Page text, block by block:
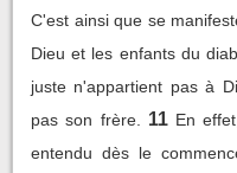
C'est ainsi que se
Dieu et les enfants du
juste n'appartient pas à
pas son frère.
11 En
entendu dès le